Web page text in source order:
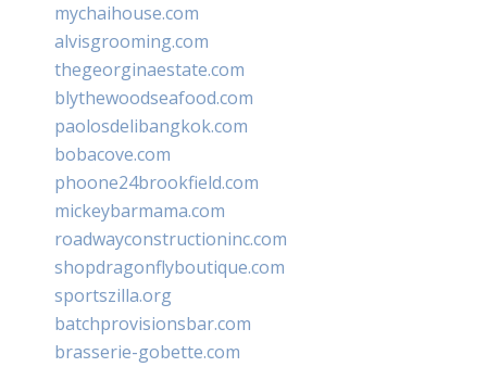
mychaihouse.com
alvisgrooming.com
thegeorginaestate.com
blythewoodseafood.com
paolosdelibangkok.com
bobacove.com
phoone24brookfield.com
mickeybarmama.com
roadwayconstructioninc.com
shopdragonflyboutique.com
sportszilla.org
batchprovisionsbar.com
brasserie-gobette.com